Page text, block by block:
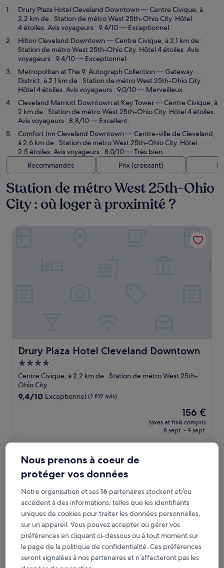
Drury Plaza Hotel Cleveland Downtown— Centre Civique, à
2,2 km de : Station de métro West 25th-Ohio City. Hôtel
4 étoiles. Avis voyageurs : 9,4/10 — Exceptionnel.
Hilton Cleveland Downtown— Centre Civique, à 2,1 km de :
Station de métro West 25th-Ohio City. Hôtel 4 étoiles. Avis
voyageurs : 9,4/10 — Exceptionnel.
Metropolitan at The 9, Autograph Collection— Gateway
District, à 2,1 km de : Station de métro West 25th-Ohio City.
Hôtel 4 étoiles. Avis voyageurs : 9,0/10 — Merveilleux.
Cleveland Marriott Downtown at Key Tower— Centre Civique, à
2 km de : Station de métro West 25th-Ohio City. Hôtel 4 étoiles.
Avis voyageurs : 8,8/10 — Excellent.
Comfort Inn Cleveland Downtown— Centre-ville de Cleveland,
à 2,6 km de : Station de métro West 25th-Ohio City. Hôtel
2.5 étoiles. Avis voyageurs : 8,0/10 — Très bien.
Recommandés
Prix (croissant)
Station de métro West 25th-Ohio
City : où loger à proximité ?
Drury Plaza Hotel Cleveland Downtown
Drury Plaza Hotel Cleveland Downtown
Hébergement
4.0 étoiles
Centre Civique, à 2,2 km de : Station de métro West 25th-
Ohio City
9.4
9,4/10 Exceptionnel (2 812 avis)
Le
nouveau
prix
156 €
taxes et frais compris
8 sept. - 9 sept.
Nous prenons à coeur de
protéger vos données
Notre organisation et ses16 partenaires stockent et/ou
accèdent à des informations, telles que les identifiants
uniques de cookies pour traiter les données personnelles,
sur un appareil. Vous pouvez accepter ou gérer vos
préférences en cliquant ci-dessous ou à tout moment sur
la page de la politique de confidentialité. Ces préférences
seront signalées à nos partenaires et n’affecteront pas les